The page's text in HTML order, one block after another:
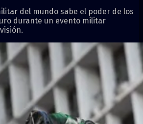
del mundo sabe el poder de los
durante un evento militar